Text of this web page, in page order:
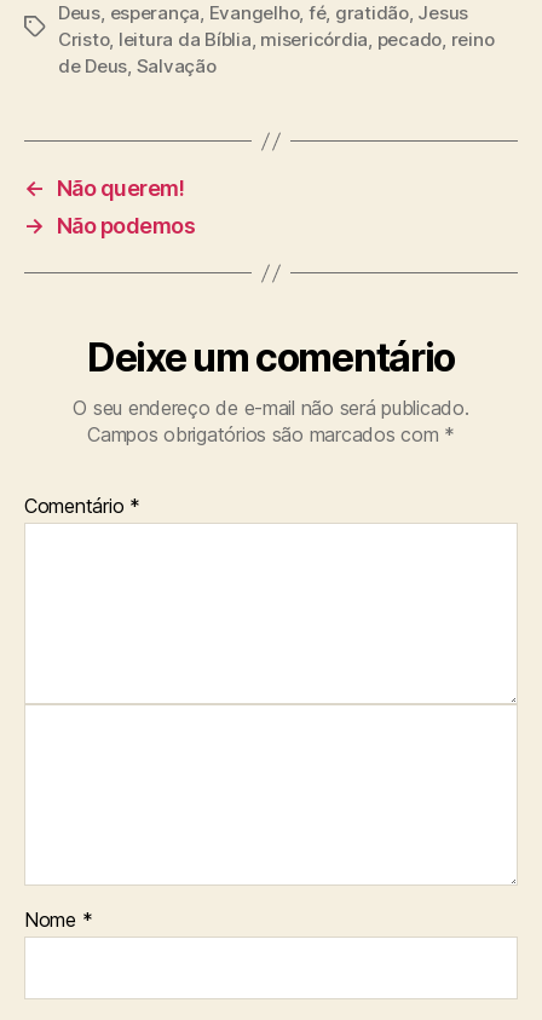
T
Deus, esperança, Evangelho, fé, gratidão, Jesus
Cristo, leitura da Bíblia, misericórdia, pecado, reino
de Deus, Salvação
←
Não querem!
→
Não podemos
Deixe um comentário
O seu endereço de e-mail não será publicado.
Campos obrigatórios são marcados com *
Comentário *
Nome *